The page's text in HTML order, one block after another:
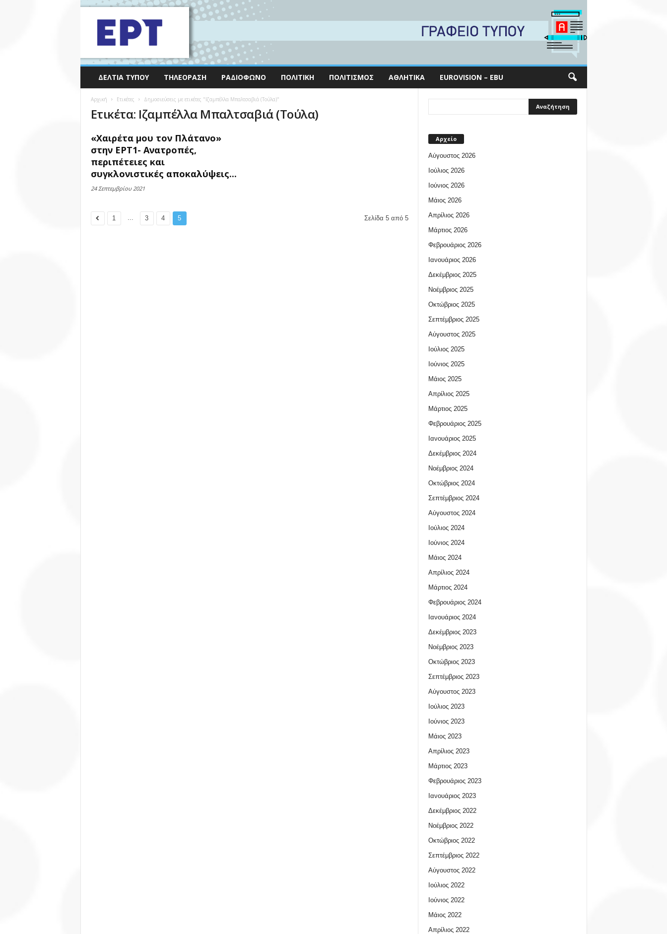
ΔΕΛΤΊΑ ΤΎΠΟΥ ΤΗΛΕΌΡΑΣΗ ΡΑΔΙΌΦΩΝΟ ΠΟΛΙΤΙΚΉ ΠΟΛΙΤΙΣΜΌΣ ΑΘΛΗΤΙΚΆ EUROVISION – EBU
Αρχική Ετικέτες Δημοσιεύσεις με ετικέτες "Ιζαμπέλλα Μπαλτσαβιά (Τούλα)"
Ετικέτα: Ιζαμπέλλα Μπαλτσαβιά (Τούλα)
«Χαιρέτα μου τον Πλάτανο»
στην ΕΡΤ1- Ανατροπές,
περιπέτειες και
συγκλονιστικές αποκαλύψεις...
24 Σεπτεμβρίου 2021
1 ... 3 4 5 Σελίδα 5 από 5
Αρχείο
Αύγουστος 2026
Ιούλιος 2026
Ιούνιος 2026
Μάιος 2026
Απρίλιος 2026
Μάρτιος 2026
Φεβρουάριος 2026
Ιανουάριος 2026
Δεκέμβριος 2025
Νοέμβριος 2025
Οκτώβριος 2025
Σεπτέμβριος 2025
Αύγουστος 2025
Ιούλιος 2025
Ιούνιος 2025
Μάιος 2025
Απρίλιος 2025
Μάρτιος 2025
Φεβρουάριος 2025
Ιανουάριος 2025
Δεκέμβριος 2024
Νοέμβριος 2024
Οκτώβριος 2024
Σεπτέμβριος 2024
Αύγουστος 2024
Ιούλιος 2024
Ιούνιος 2024
Μάιος 2024
Απρίλιος 2024
Μάρτιος 2024
Φεβρουάριος 2024
Ιανουάριος 2024
Δεκέμβριος 2023
Νοέμβριος 2023
Οκτώβριος 2023
Σεπτέμβριος 2023
Αύγουστος 2023
Ιούλιος 2023
Ιούνιος 2023
Μάιος 2023
Απρίλιος 2023
Μάρτιος 2023
Φεβρουάριος 2023
Ιανουάριος 2023
Δεκέμβριος 2022
Νοέμβριος 2022
Οκτώβριος 2022
Σεπτέμβριος 2022
Αύγουστος 2022
Ιούλιος 2022
Ιούνιος 2022
Μάιος 2022
Απρίλιος 2022